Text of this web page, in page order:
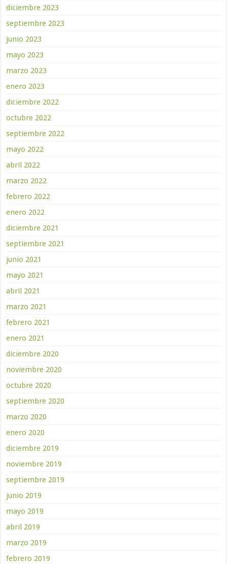
diciembre 2023
septiembre 2023
junio 2023
mayo 2023
marzo 2023
enero 2023
diciembre 2022
octubre 2022
septiembre 2022
mayo 2022
abril 2022
marzo 2022
febrero 2022
enero 2022
diciembre 2021
septiembre 2021
junio 2021
mayo 2021
abril 2021
marzo 2021
febrero 2021
enero 2021
diciembre 2020
noviembre 2020
octubre 2020
septiembre 2020
marzo 2020
enero 2020
diciembre 2019
noviembre 2019
septiembre 2019
junio 2019
mayo 2019
abril 2019
marzo 2019
febrero 2019